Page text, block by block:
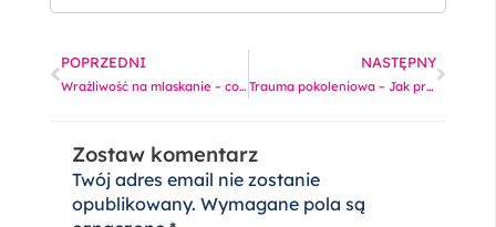
Prev
POPRZEDNI
Wrażliwość na mlaskanie – co według Totalnej Biologii mówi o Tobie złość na różne odgłosy?
NASTĘPNY
Trauma pokoleniowa – Jak przełamać wzorce dziedziczone z pokolenia na pokolenie według Totalnej Biologii?
Zostaw komentarz
Twój adres email nie zostanie
opublikowany. Wymagane pola są